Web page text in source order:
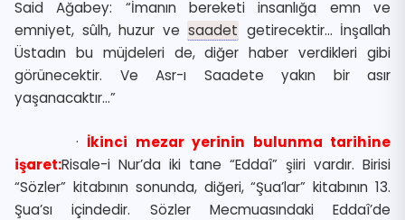
Said Ağabey: “İmanın bereketi insanlığa emn ve
emniyet, sûlh, huzur ve saadet getirecektir… İnşallah
Üstadın bu müjdeleri de, diğer haber verdikleri gibi
görünecektir. Ve Asr-ı Saadete yakın bir asır
yaşanacaktır…”
· İkinci mezar yerinin bulunma tarihine
işaret:Risale-i Nur’da iki tane “Eddaî” şiiri vardır. Birisi
“Sözler” kitabının sonunda, diğeri, “Şua’lar” kitabının 13.
Şua’sı içindedir. Sözler Mecmuasındaki Eddaî’de